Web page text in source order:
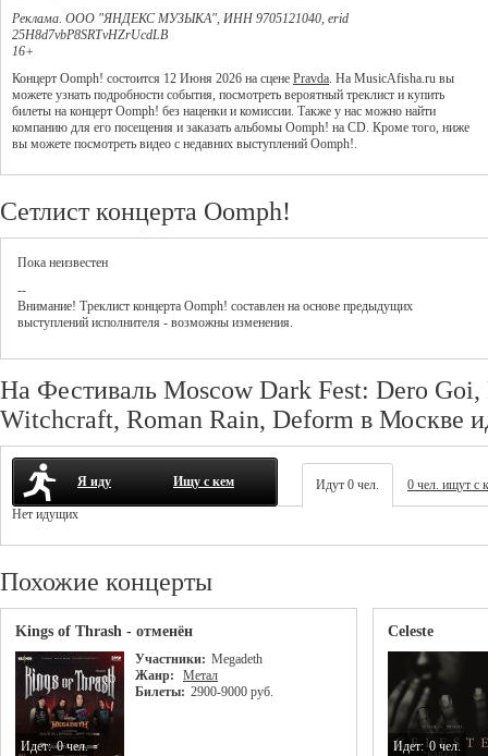
Реклама. ООО "ЯНДЕКС МУЗЫКА", ИНН 9705121040, erid
25H8d7vbP8SRTvHZrUcdLB
16+
Концерт Oomph! состоится 12 Июня 2026 на сцене Pravda. На MusicAfisha.ru вы
можете узнать подробности события, посмотреть вероятный треклист и купить
билеты на концерт Oomph! без наценки и комиссии. Также у нас можно найти
компанию для его посещения и заказать альбомы Oomph! на CD. Кроме того, ниже
вы можете посмотреть видео с недавних выступлений Oomph!.
Сетлист концерта Oomph!
Пока неизвестен
--
Внимание! Треклист концерта Oomph! составлен на основе предыдущих
выступлений исполнителя - возможны изменения.
На Фестиваль Moscow Dark Fest: Dero
Witchcraft, Roman Rain, Deform в Москве
Я иду Ищу с кем Идут 0 чел.
0 чел. ищут с
Нет идущих
Похожие концерты
Kings of Thrash - отменён
Участники: Megadeth
Жанр:
Метал
Билеты: 2900-9000 руб.
Идет: 0 чел.
Celeste
Идет: 0 чел.